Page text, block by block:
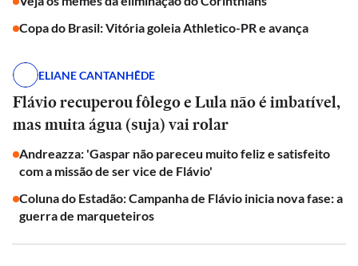
Copa do Brasil: Vitória goleia Athletico-PR e avança
ELIANE CANTANHÊDE
Flávio recuperou fôlego e Lula não é imbatível,
mas muita água (suja) vai rolar
Andreazza: 'Gaspar não pareceu muito feliz e satisfeito
com a missão de ser vice de Flávio'
Coluna do Estadão: Campanha de Flávio inicia nova fase: a
guerra de marqueteiros